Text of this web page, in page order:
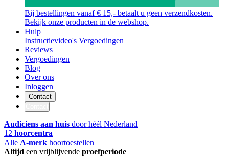
Bij bestellingen vanaf € 15,- betaalt u geen verzendkosten.
Bekijk onze producten in de webshop.
Hulp
Instructievideo's Vergoedingen
Reviews
Vergoedingen
Blog
Over ons
Inloggen
Contact
Audiciens aan huis door héél Nederland
12 hoorcentra
Alle A-merk hoortoestellen
Altijd een vrijblijvende proefperiode